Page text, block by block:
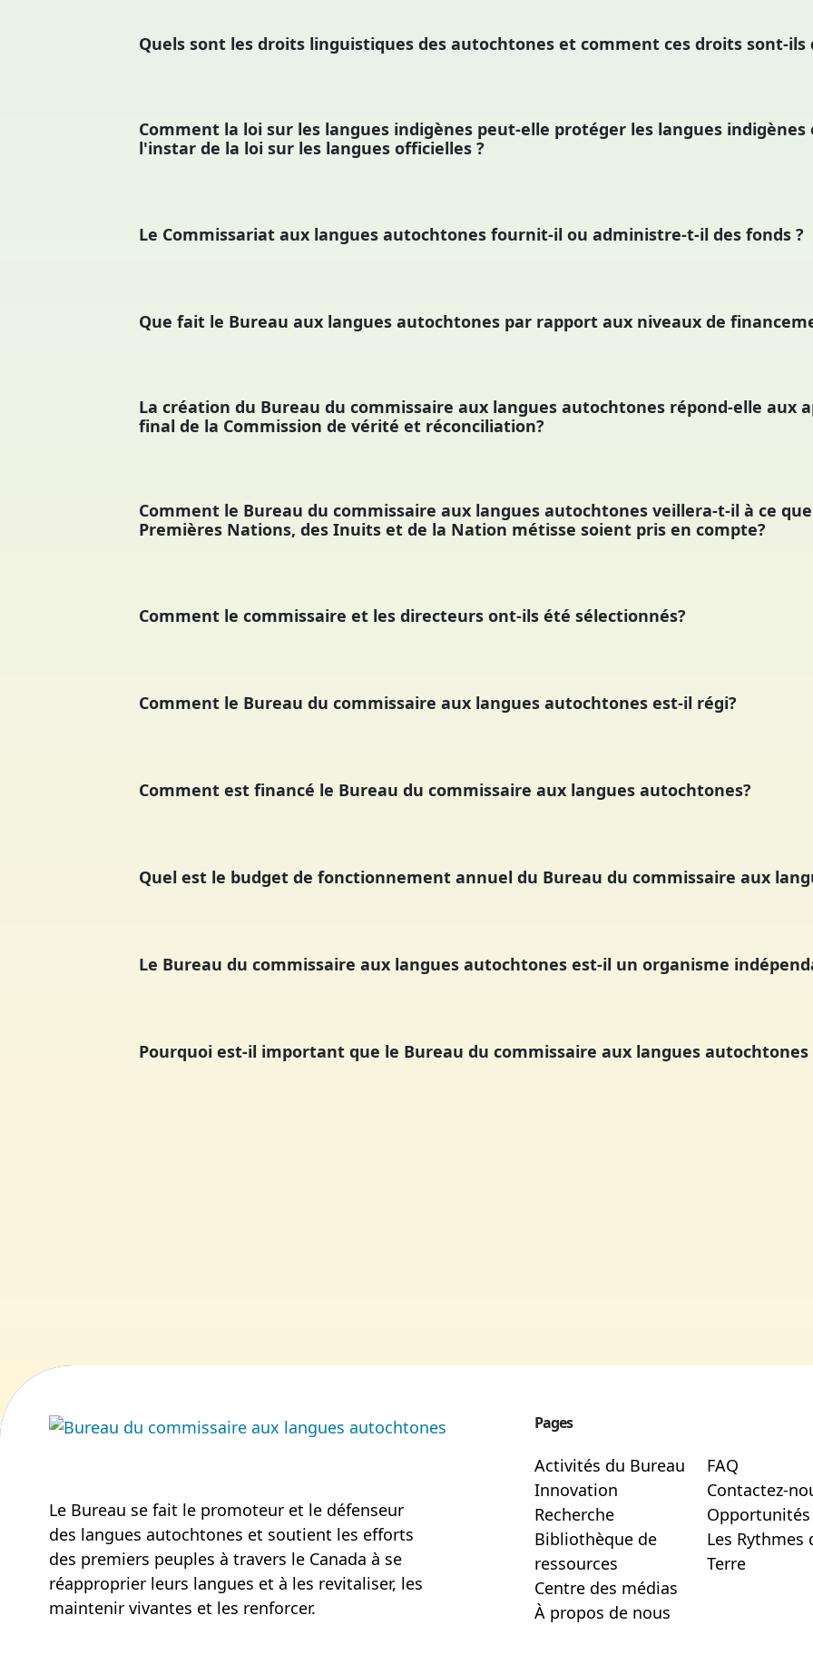
Quels sont les droits linguistiques des autochtones et comment ces droits sont-ils
Comment la loi sur les langues indigènes peut-elle protéger les langues indigènes
l'instar de la loi sur les langues officielles ?
Le Commissariat aux langues autochtones fournit-il ou administre-t-il des fonds ?
Que fait le Bureau aux langues autochtones par rapport aux niveaux de
La création du Bureau du commissaire aux langues autochtones répond-elle aux
final de la Commission de vérité et réconciliation?
Comment le Bureau du commissaire aux langues autochtones veillera-t-il à ce
Premières Nations, des Inuits et de la Nation métisse soient pris en compte?
Comment le commissaire et les directeurs ont-ils été sélectionnés?
Comment le Bureau du commissaire aux langues autochtones est-il régi?
Comment est financé le Bureau du commissaire aux langues autochtones?
Quel est le budget de fonctionnement annuel du Bureau du commissaire aux
Le Bureau du commissaire aux langues autochtones est-il un organisme
Pourquoi est-il important que le Bureau du commissaire aux langues
Le Bureau se fait le promoteur et le défenseur
des langues autochtones et soutient les efforts
des premiers peuples à travers le Canada à se
réapproprier leurs langues et à les revitaliser, les
maintenir vivantes et les renforcer.
Pages
Activités du Bureau
Innovation
Recherche
Bibliothèque de
ressources
Centre des médias
À propos de nous
FAQ
Contactez-
Opportunités
Les Rythmes
Terre